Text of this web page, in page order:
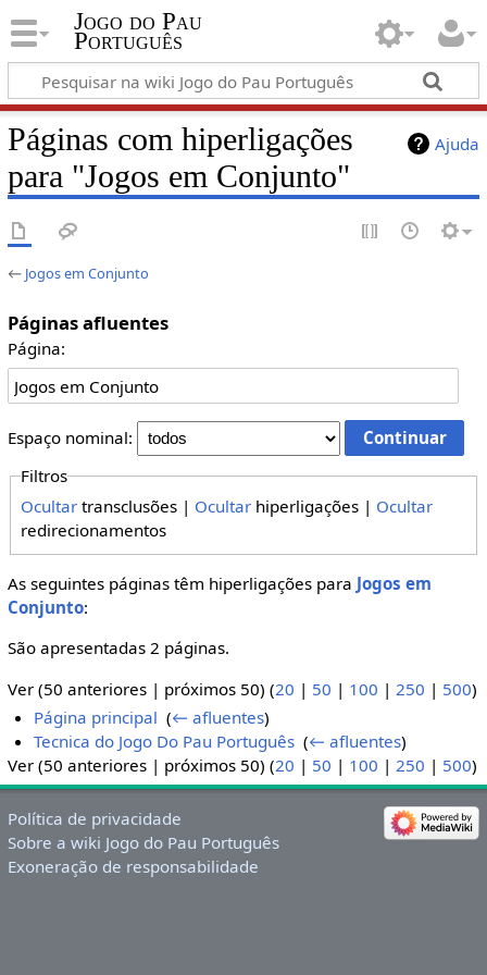
Jogo do Pau
Português
Ajuda
Páginas com hiperligações
para "Jogos em Conjunto"
← Jogos em Conjunto
Páginas afluentes
Página:
Espaço nominal:
Filtros
Ocultar transclusões | Ocultar hiperligações | Ocultar
redirecionamentos
As seguintes páginas têm hiperligações para Jogos em
Conjunto:
São apresentadas 2 páginas.
Ver (50 anteriores | próximos 50) (20 | 50 | 100 | 250 | 500)
Página principal ‎(← afluentes)
Tecnica do Jogo Do Pau Português ‎(← afluentes)
Ver (50 anteriores | próximos 50) (20 | 50 | 100 | 250 | 500)
Política de privacidade
Sobre a wiki Jogo do Pau Português
Exoneração de responsabilidade